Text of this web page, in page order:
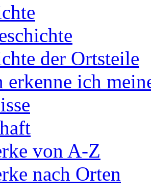
der Ortsteile
erkenne ich
von A-Z
nach Orten